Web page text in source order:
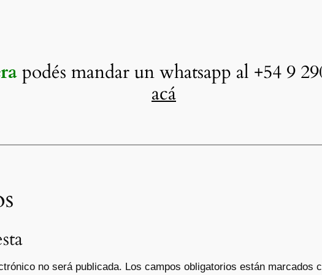
podés mandar un whatsapp al +54 9
acá
no será publicada. Los campos obligatorios están marcados